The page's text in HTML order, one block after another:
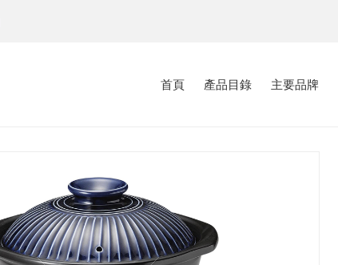
首頁 產品目錄 主要品牌